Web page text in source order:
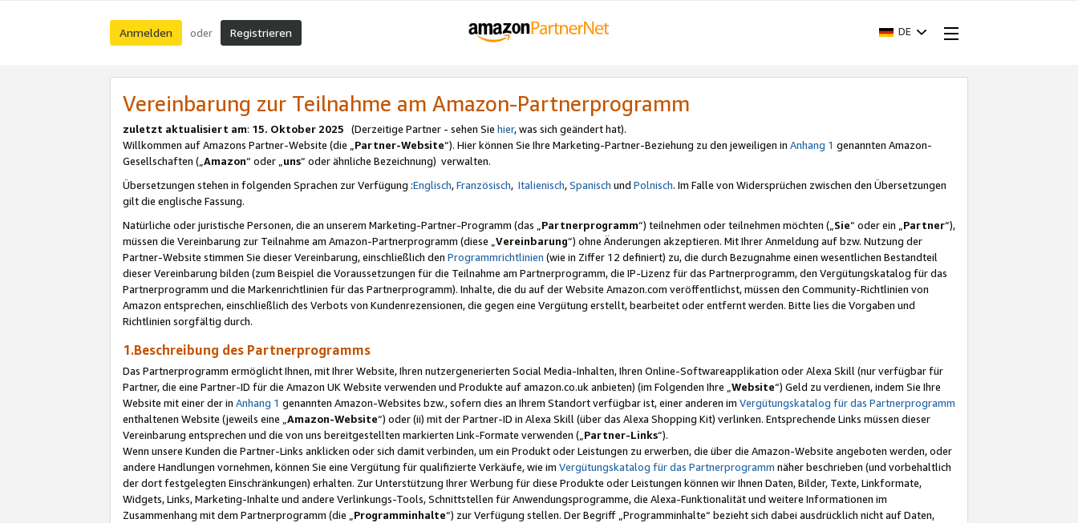
Anmelden oder Registrieren DE
Vereinbarung zur Teilnahme am Amazon-Partnerprogramm
zuletzt aktualisiert am: 15. Oktober 2025 (Derzeitige Partner - sehen Sie hier, was sich geändert hat).
Willkommen auf Amazons Partner-Website (die „Partner-Website“). Hier können Sie Ihre Marketing-Partner-Beziehung zu den jeweiligen in Anhang 1 genannten Amazon-
Gesellschaften („Amazon“ oder „uns“ oder ähnliche Bezeichnung) verwalten.
Übersetzungen stehen in folgenden Sprachen zur Verfügung :Englisch,Französisch, Italienisch,Spanisch und Polnisch. Im Falle von Widersprüchen zwischen den Übersetzungen
gilt die englische Fassung.
Natürliche oder juristische Personen, die an unserem Marketing-Partner-Programm (das „Partnerprogramm“) teilnehmen oder teilnehmen möchten („Sie“ oder ein „Partner“),
müssen die Vereinbarung zur Teilnahme am Amazon-Partnerprogramm (diese „Vereinbarung“) ohne Änderungen akzeptieren. Mit Ihrer Anmeldung auf bzw. Nutzung der
Partner-Website stimmen Sie dieser Vereinbarung, einschließlich den Programmrichtlinien (wie in Ziffer 12 definiert) zu, die durch Bezugnahme einen wesentlichen Bestandteil
dieser Vereinbarung bilden (zum Beispiel die Voraussetzungen für die Teilnahme am Partnerprogramm, die IP-Lizenz für das Partnerprogramm, den Vergütungskatalog für das
Partnerprogramm und die Markenrichtlinien für das Partnerprogramm). Inhalte, die du auf der Website Amazon.com veröffentlichst, müssen den Community-Richtlinien von
Amazon entsprechen, einschließlich des Verbots von Kundenrezensionen, die gegen eine Vergütung erstellt, bearbeitet oder entfernt werden. Bitte lies die Vorgaben und
Richtlinien sorgfältig durch.
1.Beschreibung des Partnerprogramms
Das Partnerprogramm ermöglicht Ihnen, mit Ihrer Website, Ihren nutzergenerierten Social Media-Inhalten, Ihren Online-Softwareapplikation oder Alexa Skill (nur verfügbar für
Partner, die eine Partner-ID für die Amazon UK Website verwenden und Produkte auf amazon.co.uk anbieten) (im Folgenden Ihre „ Website“) Geld zu verdienen, indem Sie Ihre
Website mit einer der in Anhang 1 genannten Amazon-Websites bzw., sofern dies an Ihrem Standort verfügbar ist, einer anderen im Vergütungskatalog für das Partnerprogramm
enthaltenen Website (jeweils eine „ Amazon-Website“) oder (ii) mit der Partner-ID in Alexa Skill (über das Alexa Shopping Kit) verlinken. Entsprechende Links müssen dieser
Vereinbarung entsprechen und die von uns bereitgestellten markierten Link-Formate verwenden („ Partner-Links“).
Wenn unsere Kunden die Partner-Links anklicken oder sich damit verbinden, um ein Produkt oder Leistungen zu erwerben, die über die Amazon-Website angeboten werden, oder
andere Handlungen vornehmen, können Sie eine Vergütung für qualifizierte Verkäufe, wie im Vergütungskatalog für das Partnerprogramm näher beschrieben (und vorbehaltlich
der dort festgelegten Einschränkungen) erhalten. Zur Unterstützung Ihrer Werbung für diese Produkte oder Leistungen können wir Ihnen Daten, Bilder, Texte, Linkformate,
Widgets, Links, Marketing-Inhalte und andere Verlinkungs-Tools, Schnittstellen für Anwendungsprogramme, die Alexa-Funktionalität und weitere Informationen im
Zusammenhang mit dem Partnerprogramm (die „ Programminhalte“) zur Verfügung stellen. Der Begriff „Programminhalte“ bezieht sich dabei ausdrücklich nicht auf Daten,